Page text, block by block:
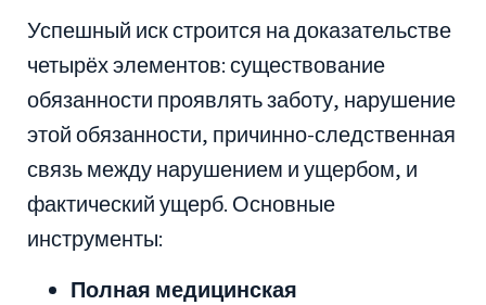
Успешный иск строится на доказательстве
четырёх элементов: существование
обязанности проявлять заботу, нарушение
этой обязанности, причинно-следственная
связь между нарушением и ущербом, и
фактический ущерб. Основные
инструменты:
Полная медицинская